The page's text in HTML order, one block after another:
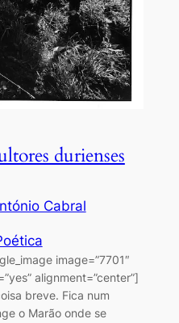
durienses
Cabral
image=”7701″
alignment=”center”]
breve. Fica num
o Marão onde se